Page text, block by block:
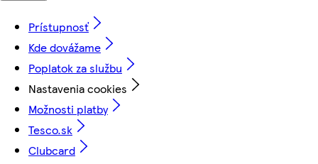
Prístupnosť
Kde dovážame
Poplatok za službu
Nastavenia cookies
Možnosti platby
Tesco.sk
Clubcard